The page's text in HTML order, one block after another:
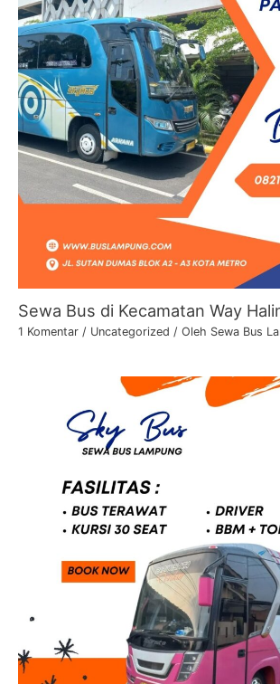
Sewa Bus di Kecamatan Way
1 Komentar / Uncategorized / Oleh Sewa Bus